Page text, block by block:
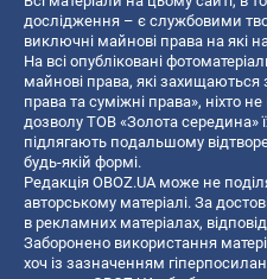
дослідження – є службовими
виключні майнові права на які
На всі опубліковані
майнові права, які захищаються
права та суміжні права», ніхто
дозволу ТОВ «Золота середина»
підлягають подальшому
будь-якій формі.
Редакція OBOZ.UA може не
авторському матеріалі. За
в рекламних матеріалах,
Заборонено використання
хоч із зазначенням